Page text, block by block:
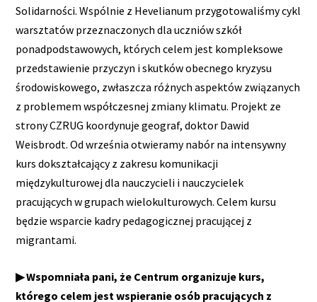
Solidarności. Wspólnie z Hevelianum przygotowaliśmy cykl
warsztatów przeznaczonych dla uczniów szkół
ponadpodstawowych, których celem jest kompleksowe
przedstawienie przyczyn i skutków obecnego kryzysu
środowiskowego, zwłaszcza różnych aspektów związanych
z problemem współczesnej zmiany klimatu. Projekt ze
strony CZRUG koordynuje geograf, doktor Dawid
Weisbrodt. Od września otwieramy nabór na intensywny
kurs dokształcający z zakresu komunikacji
międzykulturowej dla nauczycieli i nauczycielek
pracujących w grupach wielokulturowych. Celem kursu
będzie wsparcie kadry pedagogicznej pracującej z
migrantami.
▶ Wspomniała pani, że Centrum organizuje kurs,
którego celem jest wspieranie osób pracujących z